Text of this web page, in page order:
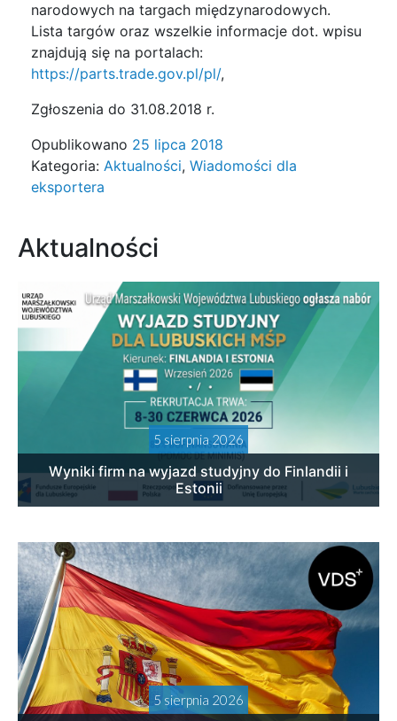
narodowych na targach międzynarodowych.
Lista targów oraz wszelkie informacje dot. wpisu
znajdują się na portalach:
https://parts.trade.gov.pl/pl/,
Zgłoszenia do 31.08.2018 r.
Opublikowano 25 lipca 2018
Kategoria: Aktualności, Wiadomości dla
eksportera
Aktualności
5 sierpnia 2026
Wyniki firm na wyjazd studyjny do Finlandii i
Estonii
5 sierpnia 2026